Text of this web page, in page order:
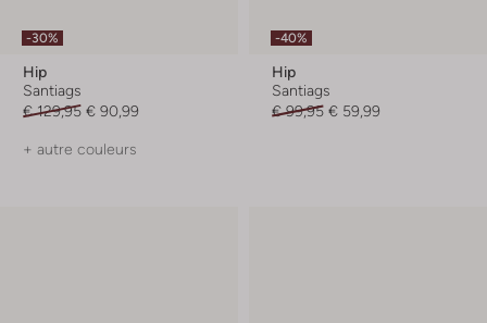
-30%
Hip
Santiags
€ 129,95 € 90,99
+ autre couleurs
-40%
Hip
Santiags
€ 99,95 € 59,99